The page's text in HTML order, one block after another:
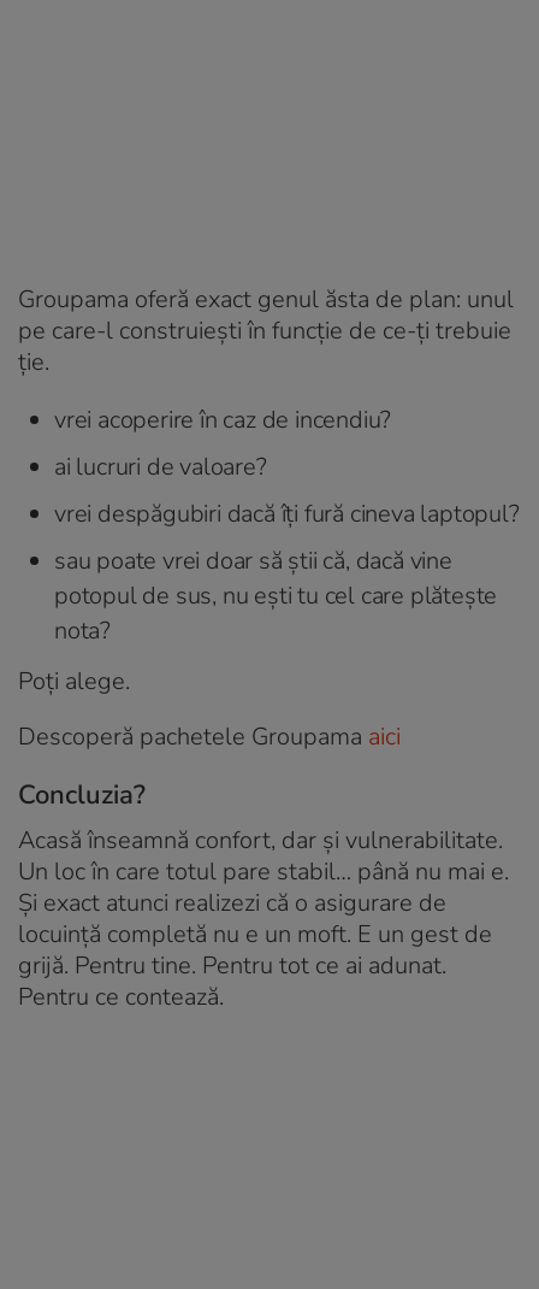
Groupama oferă exact genul ăsta de plan: unul
pe care-l construiești în funcție de ce-ți trebuie
ție.
vrei acoperire în caz de incendiu?
ai lucruri de valoare?
vrei despăgubiri dacă îți fură cineva laptopul?
sau poate vrei doar să știi că, dacă vine
potopul de sus, nu ești tu cel care plătește
nota?
Poți alege.
Descoperă pachetele Groupama aici
Concluzia?
Acasă înseamnă confort, dar și vulnerabilitate.
Un loc în care totul pare stabil… până nu mai e.
Și exact atunci realizezi că o asigurare de
locuință completă nu e un moft. E un gest de
grijă. Pentru tine. Pentru tot ce ai adunat.
Pentru ce contează.